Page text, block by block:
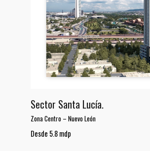
Sector Santa Lucía.
Zona Centro – Nuevo León
Desde 5.8 mdp